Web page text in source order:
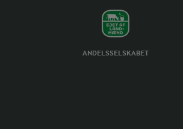
ANDELSSELSKABET